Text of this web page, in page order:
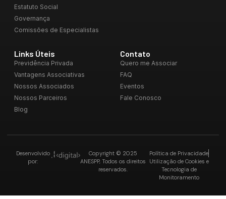
Estatuto Social
Governança
Comissões de Especialistas
Links Úteis
Previdência Privada
Vantagens Associativas
Nossos Associados
Nossos Parceiros
Blog
Contato
Quero me Associar
FAQ
Eventos
Fale Conosco
Copyright © 2025
ANESPP, Todos os direitos
reservados.
Desenvolvido
por:
Política de Privacidade
Utilização de Cookies e
Tecnologia de
Monitoramento